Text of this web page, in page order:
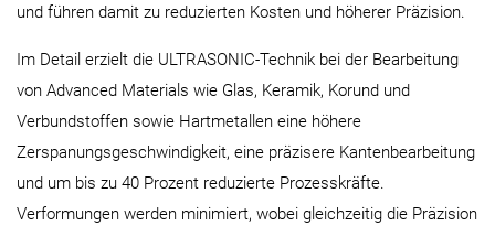
und führen damit zu reduzierten Kosten und höherer Präzision.
Im Detail erzielt die ULTRASONIC-Technik bei der Bearbeitung
von Advanced Materials wie Glas, Keramik, Korund und
Verbundstoffen sowie Hartmetallen eine höhere
Zerspanungsgeschwindigkeit, eine präzisere Kantenbearbeitung
und um bis zu 40 Prozent reduzierte Prozesskräfte.
Verformungen werden minimiert, wobei gleichzeitig die Präzision